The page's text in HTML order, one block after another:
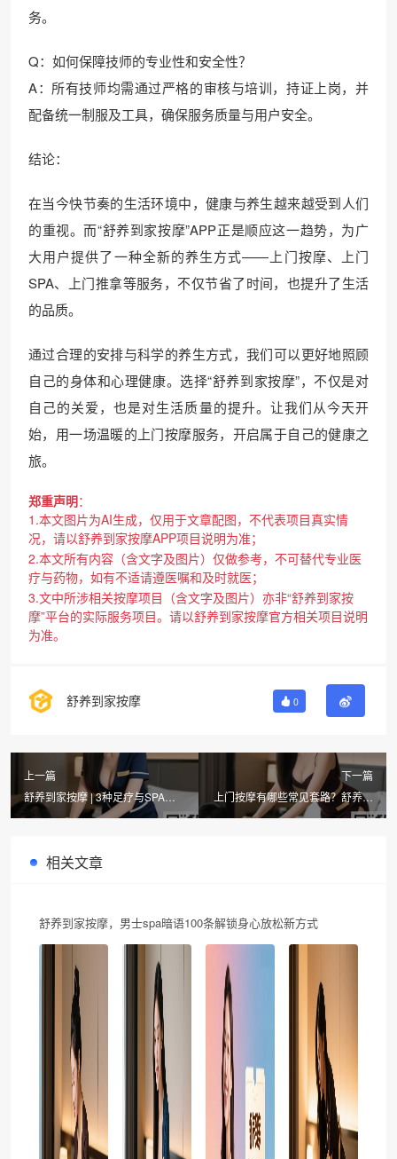
务。
Q：如何保障技师的专业性和安全性？
A：所有技师均需通过严格的审核与培训，持证上岗，并
配备统一制服及工具，确保服务质量与用户安全。
结论：
在当今快节奏的生活环境中，健康与养生越来越受到人们
的重视。而“舒养到家按摩”APP正是顺应这一趋势，为广
大用户提供了一种全新的养生方式——上门按摩、上门
SPA、上门推拿等服务，不仅节省了时间，也提升了生活
的品质。
通过合理的安排与科学的养生方式，我们可以更好地照顾
自己的身体和心理健康。选择“舒养到家按摩”，不仅是对
自己的关爱，也是对生活质量的提升。让我们从今天开
始，用一场温暖的上门按摩服务，开启属于自己的健康之
旅。
郑重声明：
1.本文图片为AI生成，仅用于文章配图，不代表项目真实情
况，请以舒养到家按摩APP项目说明为准；
2.本文所有内容（含文字及图片）仅做参考，不可替代专业医
疗与药物，如有不适请遵医嘱和及时就医；
3.文中所涉相关按摩项目（含文字及图片）亦非“舒养到家按
摩”平台的实际服务项目。请以舒养到家按摩官方相关项目说明
为准。
舒养到家按摩 0
上一篇
舒养到家按摩 | 3种足疗与SPA对
比，同城上门推拿更舒服？
下一篇
上门按摩有哪些常见套路？舒养到
家按摩APP教你避开同城欧式按摩
相关文章
舒养到家按摩，男士spa暗语100条解锁身心放松新方式